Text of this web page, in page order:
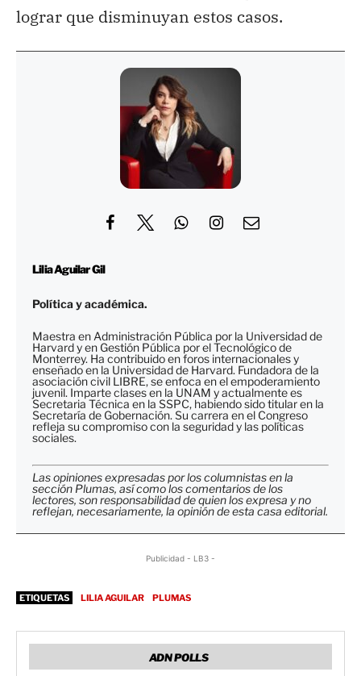
lograr que disminuyan estos casos.
Lilia Aguilar Gil
Política y académica.
Maestra en Administración Pública por la Universidad de
Harvard y en Gestión Pública por el Tecnológico de
Monterrey. Ha contribuido en foros internacionales y
enseñado en la Universidad de Harvard. Fundadora de la
asociación civil LIBRE, se enfoca en el empoderamiento
juvenil. Imparte clases en la UNAM y actualmente es
Secretaria Técnica en la SSPC, habiendo sido titular en la
Secretaría de Gobernación. Su carrera en el Congreso
refleja su compromiso con la seguridad y las políticas
sociales.
Las opiniones expresadas por los columnistas en la
sección Plumas, así como los comentarios de los
lectores, son responsabilidad de quien los expresa y no
reflejan, necesariamente, la opinión de esta casa editorial.
Publicidad - LB3 -
ETIQUETAS LILIA AGUILAR PLUMAS
ADN POLLS